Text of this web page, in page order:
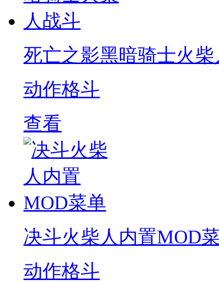
死亡之影黑暗骑士火
动作格斗
查看
决斗火柴人内置MOD
动作格斗